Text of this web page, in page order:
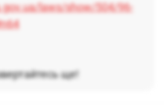
laws/show/504/96-
ще!